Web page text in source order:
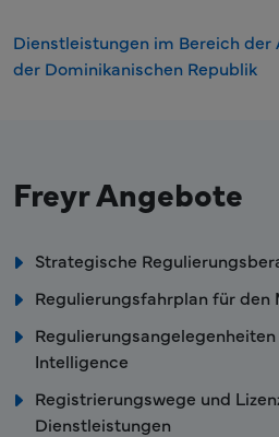
Dienstleistungen im Bereich der
der Dominikanischen Republik
Freyr Angebote
Strategische
Regulierungsfahrplan für den
Intelligence
Registrierungswege und
Dienstleistungen